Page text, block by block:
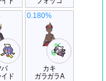
バ
ド
カキ
ガラガラA
0.180%